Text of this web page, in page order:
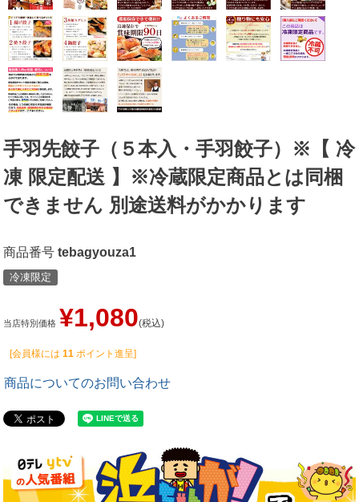
手羽先餃子（５本入・手羽餃子）※【 冷
凍 限定配送 】※冷蔵限定商品とは同梱
できません 別途送料がかかります
商品番号 tebagyouza1
冷凍限定
当店特別価格 ¥1,080 税込
[会員様には 11 ポイント進呈]
商品についてのお問い合わせ